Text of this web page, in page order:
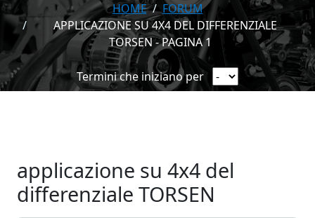
HOME
FORUM
APPLICAZIONE SU 4X4 DEL DIFFERENZIALE
TORSEN - PAGINA 1
Termini che iniziano per
applicazione su 4x4 del
differenziale TORSEN